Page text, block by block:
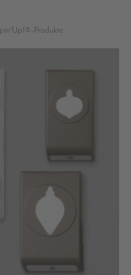
Produkte: